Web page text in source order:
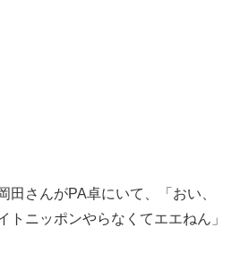
田さんがPA卓にいて、「おい、
トニッポンやらなくてエエねん」